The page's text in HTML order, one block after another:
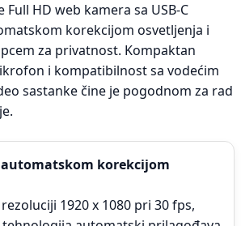
Full HD web kamera sa USB-C
korekcijom osvetljenja i
za privatnost. Kompaktan
i kompatibilnost sa vodećim
sastanke čine je pogodnom za rad
automatskom korekcijom
1920 x 1080 pri 30 fps,